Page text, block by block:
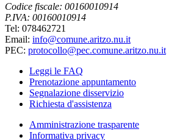
Codice fiscale: 00160010914
P.IVA: 00160010914
Tel: 078462721
Email: info@comune.aritzo.nu.it
PEC: protocollo@pec.comune.aritzo.nu.it
Leggi le FAQ
Prenotazione appuntamento
Segnalazione disservizio
Richiesta d'assistenza
Amministrazione trasparente
Informativa privacy